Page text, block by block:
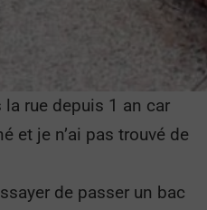
la rue depuis 1 an car
et je n’ai pas trouvé de
de passer un bac